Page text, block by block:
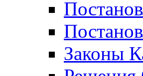
Законы